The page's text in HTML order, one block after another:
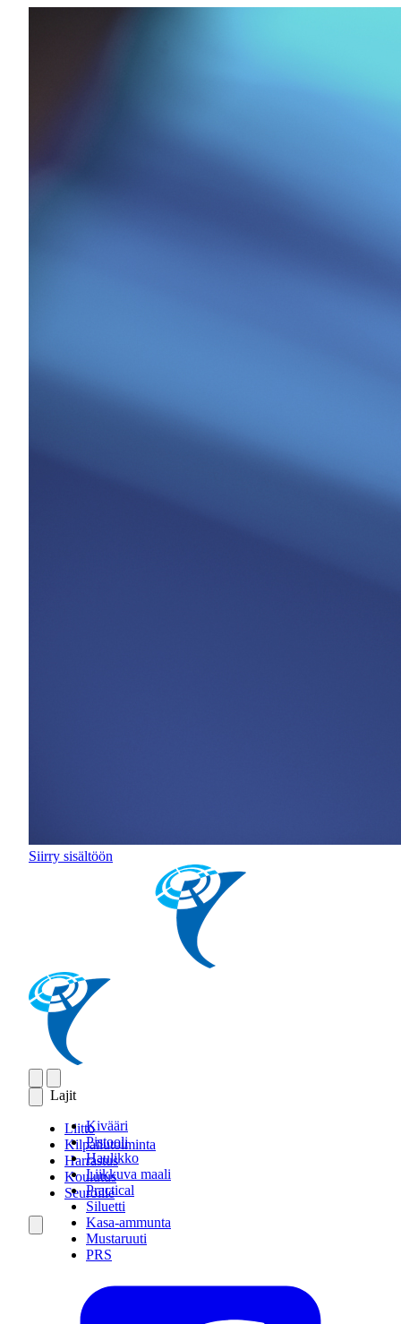
Siirry sisältöön
Lajit
Kivääri
Pistooli
Haulikko
Liikkuva maali
Practical
Siluetti
Kasa-ammunta
Mustaruuti
PRS
Liitto
Kilpailutoiminta
Harrastus
Koulutus
Seuroille